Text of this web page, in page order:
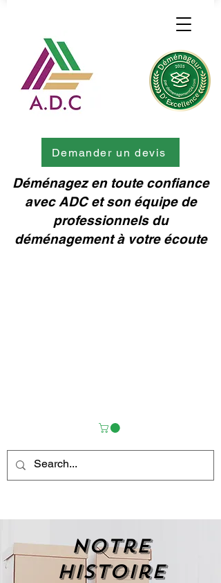
Déménagez en toute confiance
avec ADC et son équipe de
professionnels du
déménagement à votre écoute
Demander un devis
Notre
histoire